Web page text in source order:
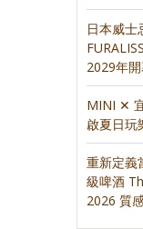
日本威士
2029年
MINI ✕
啟夏日玩
重新定義
級啤酒
2026 質